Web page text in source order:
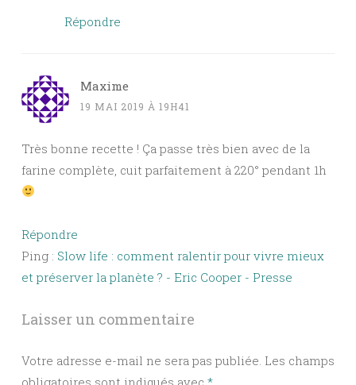
Répondre
Maxime
19 MAI 2019 À 19H41
Très bonne recette ! Ça passe très bien avec de la
farine complète, cuit parfaitement à 220° pendant 1h
Répondre
Ping : Slow life : comment ralentir pour vivre mieux
et préserver la planète ? - Eric Cooper - Presse
Laisser un commentaire
Votre adresse e-mail ne sera pas publiée. Les champs
obligatoires sont indiqués avec *